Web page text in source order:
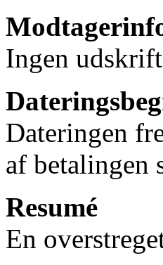
Ingen
Dateringen
af betalingen
Resumé
En